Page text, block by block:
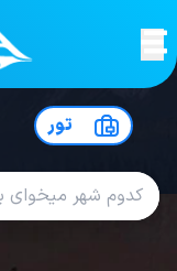
تور
تور ترکیبی آنکارا